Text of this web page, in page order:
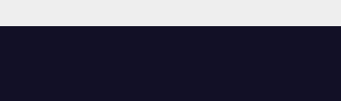
волокна